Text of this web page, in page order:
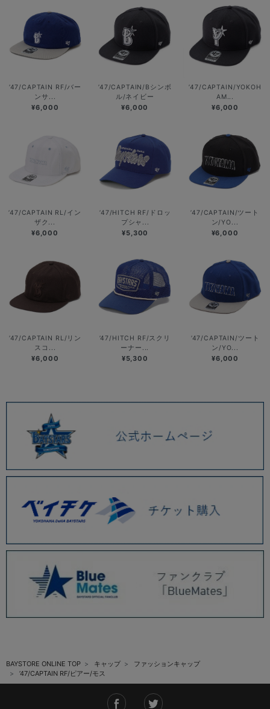
’47/CAPTAIN RF/バー
ンサ...
¥6,000
’47/CAPTAIN/Bシンボ
ル/ネイビー
¥6,000
’47/CAPTAIN/YOKOH
AM...
¥6,000
’47/CAPTAIN RL/イン
ザク...
¥6,000
’47/HITCH RF/ドロッ
プシャ...
¥5,300
’47/CAPTAIN/ツート
ン/YO...
¥6,000
’47/CAPTAIN RL/リン
スコ...
¥6,000
’47/HITCH RF/スクリ
ーナー...
¥5,300
’47/CAPTAIN/ツート
ン/YO...
¥6,000
BAYSTORE ONLINE TOP キャップ
ファッションキャップ
’47/CAPTAIN RF/ピアー/モス